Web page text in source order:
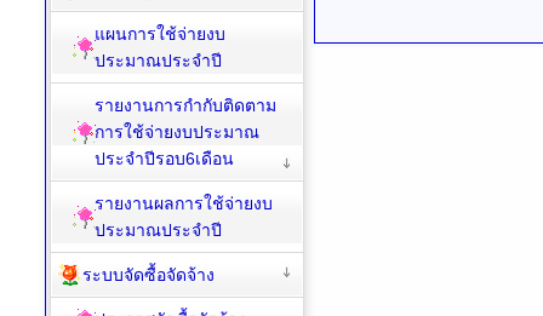
แผนการใช้จ่ายงบ
ประมาณประจำปี
รายงานการกำกับติดตาม
การใช้จ่ายงบประมาณ
ประจำปีรอบ6เดือน
รายงานผลการใช้จ่ายงบ
ประมาณประจำปี
ระบบจัดซื้อจัดจ้าง